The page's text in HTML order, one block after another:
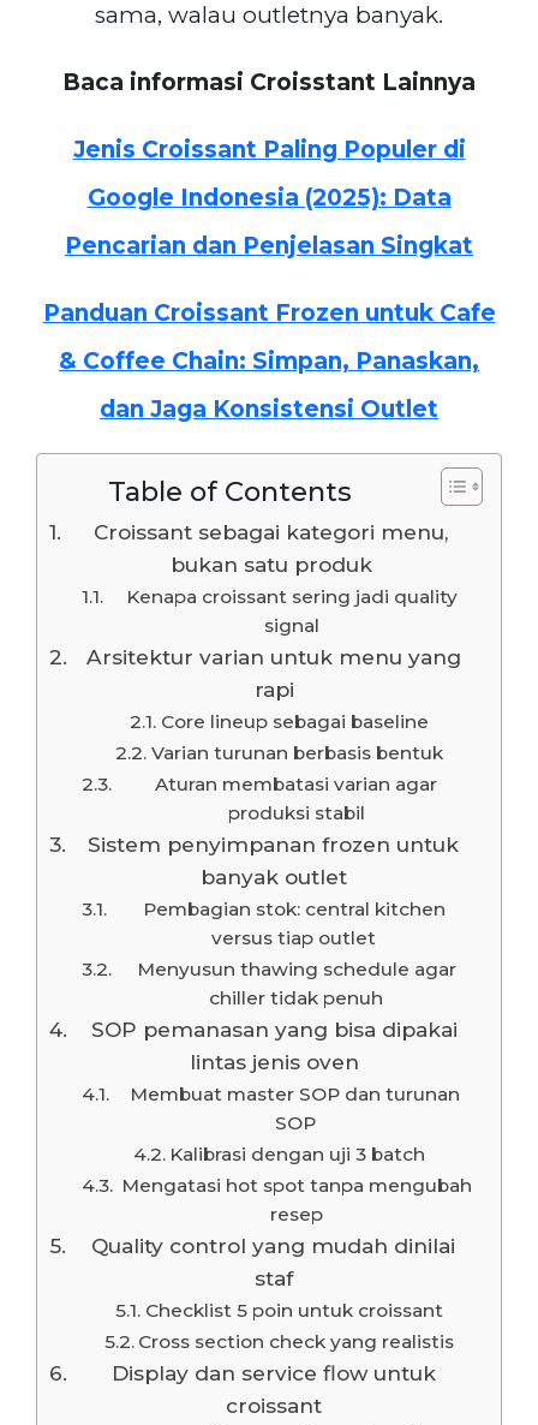
sama, walau outletnya banyak.
Baca informasi Croisstant Lainnya
Jenis Croissant Paling Populer di
Google Indonesia (2025): Data
Pencarian dan Penjelasan Singkat
Panduan Croissant Frozen untuk Cafe
& Coffee Chain: Simpan, Panaskan,
dan Jaga Konsistensi Outlet
Table of Contents
Croissant sebagai kategori menu,
bukan satu produk
Kenapa croissant sering jadi quality
signal
Arsitektur varian untuk menu yang
rapi
Core lineup sebagai baseline
Varian turunan berbasis bentuk
Aturan membatasi varian agar
produksi stabil
Sistem penyimpanan frozen untuk
banyak outlet
Pembagian stok: central kitchen
versus tiap outlet
Menyusun thawing schedule agar
chiller tidak penuh
SOP pemanasan yang bisa dipakai
lintas jenis oven
Membuat master SOP dan turunan
SOP
Kalibrasi dengan uji 3 batch
Mengatasi hot spot tanpa mengubah
resep
Quality control yang mudah dinilai
staf
Checklist 5 poin untuk croissant
Cross section check yang realistis
Display dan service flow untuk
croissant